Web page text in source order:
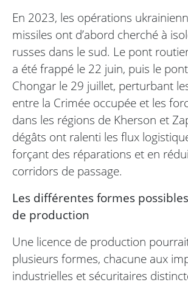
En 2023, les opérations
missiles ont d’abord cherché à
russes dans le sud. Le pont
a été frappé le 22 juin, puis le
Chongar le 29 juillet, perturbant
entre la Crimée occupée et les
dans les régions de Kherson et
dégâts ont ralenti les flux
forçant des réparations et en
corridors de passage.
Les différentes formes
de production
Une licence de production
plusieurs formes, chacune aux
industrielles et sécuritaires